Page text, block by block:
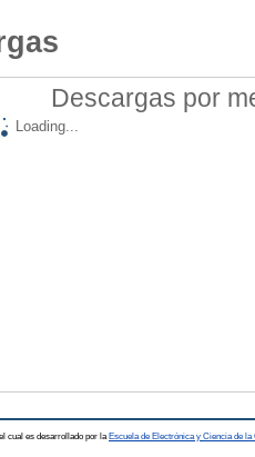
Descargas por
Loading...
cual es desarrollado por la Escuela de Electrónica y Ciencia de la